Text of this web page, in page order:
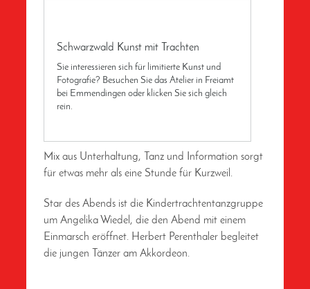
Schwarzwald Kunst mit Trachten
Sie interessieren sich für limitierte Kunst und
Fotografie? Besuchen Sie das Atelier in Freiamt
bei Emmendingen oder klicken Sie sich gleich
rein.
Mix aus Unterhaltung, Tanz und Information sorgt
für etwas mehr als eine Stunde für Kurzweil.
Star des Abends ist die Kindertrachtentanzgruppe
um Angelika Wiedel, die den Abend mit einem
Einmarsch eröffnet. Herbert Perenthaler begleitet
die jungen Tänzer am Akkordeon.